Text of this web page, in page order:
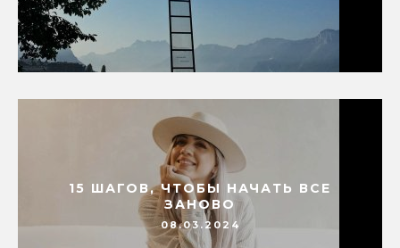
15 ШАГОВ, ЧТОБЫ НАЧАТЬ ВСЕ
ЗАНОВО
08.03.2024